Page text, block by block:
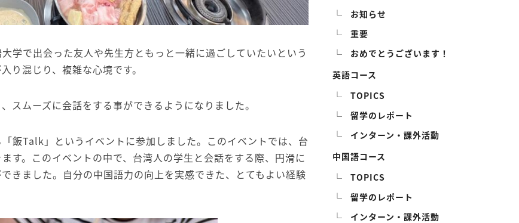
学で出会った友人や先生方ともっと一緒に過ごしていたいという
り混じり、複雑な心境です。
ムーズに会話をする事ができるようになりました。
飯Talk」というイベントに参加しました。このイベントでは、台
す。このイベントの中で、台湾人の学生と会話をする際、円滑に
きました。自分の中国語力の向上を実感できた、とてもよい経験
お知らせ
重要
おめでとうございます！
英語コース
TOPICS
留学のレポート
インターン・課外活動
中国語コース
TOPICS
留学のレポート
インターン・課外活動